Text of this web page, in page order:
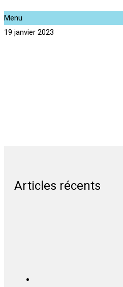
Menu
19 janvier 2023
Articles récents